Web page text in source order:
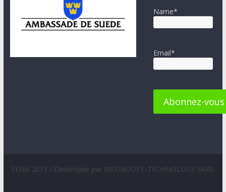
Name*
Email*
FENA 2019 / Developpé par MEDIASOFT-TECHNOLOGY SARL